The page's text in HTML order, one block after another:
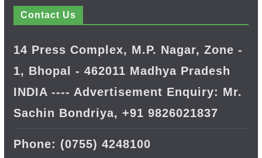
Contact Us
14 Press Complex, M.P. Nagar, Zone -
1, Bhopal - 462011 Madhya Pradesh
INDIA ---- Advertisement Enquiry: Mr.
Sachin Bondriya, +91 9826021837
Phone: (0755) 4248100